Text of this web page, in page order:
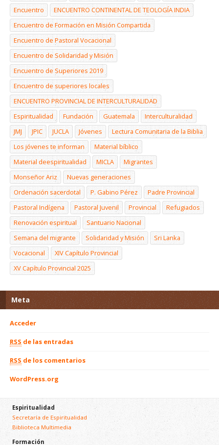
Encuentro
ENCUENTRO CONTINENTAL DE TEOLOGÍA INDIA
Encuentro de Formación en Misión Compartida
Encuentro de Pastoral Vocacional
Encuentro de Solidaridad y Misión
Encuentro de Superiores 2019
Encuentro de superiores locales
ENCUENTRO PROVINCIAL DE INTERCULTURALIDAD
Espiritualidad
Fundación Guatemala
Interculturalidad
JMJ
JPIC JUCLA Jóvenes
Lectura Comunitaria de la Biblia
Los jóvenes te informan
Material bíblico
Material deespiritualidad
MICLA
Migrantes
Monseñor Ariz
Nuevas generaciones
Ordenación sacerdotal
P. Gabino Pérez
Padre Provincial
Pastoral Indígena
Pastoral Juvenil Provincial
Refugiados
Renovación espiritual
Santuario Nacional
Semana del migrante
Solidaridad y Misión
Sri Lanka
Vocacional
XIV Capítulo Provincial
XV Capítulo Provincial 2025
Meta
Acceder
RSS de las entradas
RSS de los comentarios
WordPress.org
Espiritualidad
Secretaría de Espiritualidad
Biblioteca Multimedia
Formación